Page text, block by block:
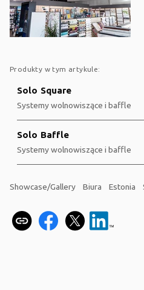
Produkty w tym artykule:
Solo Square
Systemy wolnowiszące i baffle
Solo Baffle
Systemy wolnowiszące i baffle
Showcase/Gallery Biura Estonia